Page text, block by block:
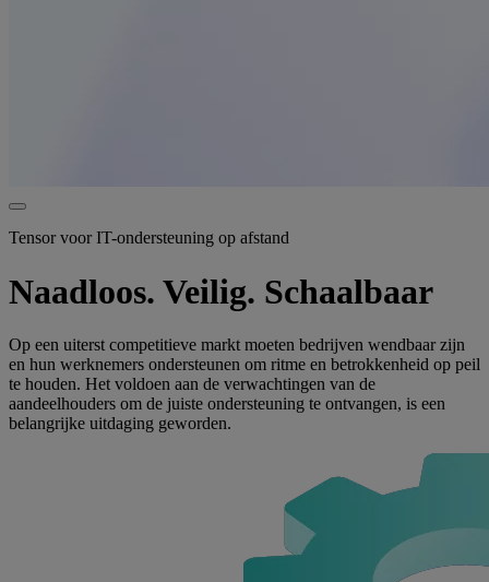
Tensor voor IT-ondersteuning op afstand
Naadloos. Veilig. Schaalbaar
Op een uiterst competitieve markt moeten bedrijven wendbaar zijn
en hun werknemers ondersteunen om ritme en betrokkenheid op peil
te houden. Het voldoen aan de verwachtingen van de
aandeelhouders om de juiste ondersteuning te ontvangen, is een
belangrijke uitdaging geworden.